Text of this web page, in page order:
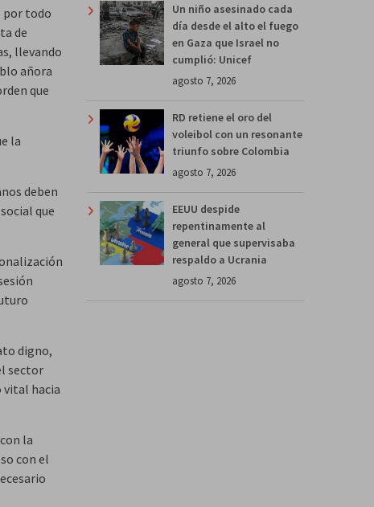
por todo
de
llevando
añora
que
la
deben
que
digno,
sector
vital hacia
la
con el
Un niño asesinado cada
día desde el alto el fuego
en Gaza que Israel no
cumplió: Unicef
agosto 7, 2026
RD retiene el oro del
voleibol con un resonante
triunfo sobre Colombia
agosto 7, 2026
EEUU despide
repentinamente al
general que supervisaba
respaldo a Ucrania
agosto 7, 2026